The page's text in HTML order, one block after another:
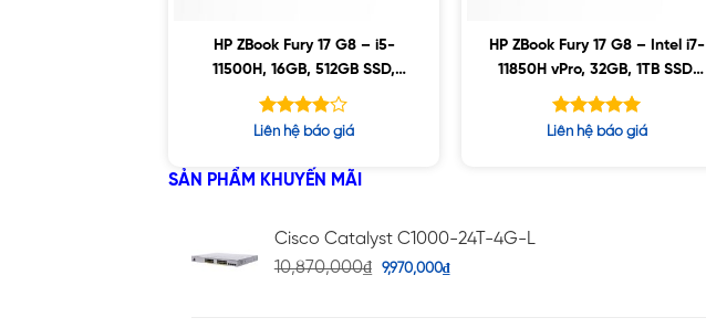
HP ZBook Fury 17 G8 – i5-
11500H, 16GB, 512GB SSD,
Nvidia A2000 4GB, 17.3″ UHD,
Win10
Được
3.92 5
sao
Liên hệ báo giá
HP ZBook Fury 17 G8 – Intel i7-
11850H vPro, 32GB, 1TB SSD,
Nvidia A4000 8GB, 17.3″ UHD,
Win10
Được xếp
Liên hệ báo giá
SẢN PHẨM KHUYẾN MÃI
Cisco Catalyst C1000-24T-4G-L
10,870,000₫ 9,970,000₫